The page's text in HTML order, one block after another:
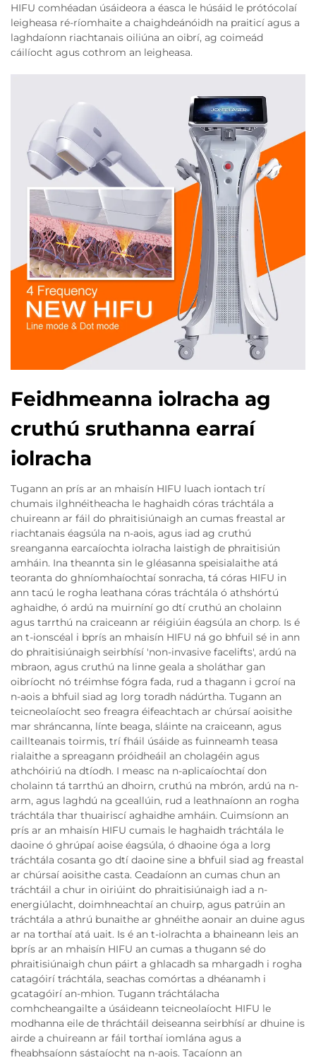
HIFU comhéadan úsáideora a éasca le húsáid le prótócolaí
leigheasa ré-ríomhaite a chaighdeánóidh na praiticí agus a
laghdaíonn riachtanais oiliúna an oibrí, ag coimeád
cáilíocht agus cothrom an leigheasa.
Feidhmeanna iolracha ag
cruthú sruthanna earraí
iolracha
Tugann an prís ar an mhaisín HIFU luach iontach trí
chumais ilghnéitheacha le haghaidh córas tráchtála a
chuireann ar fáil do phraitisiúnaigh an cumas freastal ar
riachtanais éagsúla na n-aois, agus iad ag cruthú
sreanganna earcaíochta iolracha laistigh de phraitisiún
amháin. Ina theannta sin le gléasanna speisialaithe atá
teoranta do ghníomhaíochtaí sonracha, tá córas HIFU in
ann tacú le rogha leathana córas tráchtála ó athshórtú
aghaidhe, ó ardú na muirníní go dtí cruthú an cholainn
agus tarrthú na craiceann ar réigiúin éagsúla an chorp. Is é
an t-ionscéal i bprís an mhaisín HIFU ná go bhfuil sé in ann
do phraitisiúnaigh seirbhísí 'non-invasive facelifts', ardú na
mbraon, agus cruthú na linne geala a sholáthar gan
oibríocht nó tréimhse fógra fada, rud a thagann i gcroí na
n-aois a bhfuil siad ag lorg toradh nádúrtha. Tugann an
teicneolaíocht seo freagra éifeachtach ar chúrsaí aoisithe
mar shráncanna, línte beaga, sláinte na craiceann, agus
caillteanais toirmis, trí fháil úsáide as fuinneamh teasa
rialaithe a spreagann próidheáil an cholagéin agus
athchóiriú na dtíodh. I measc na n-aplicaíochtaí don
cholainn tá tarrthú an dhoirn, cruthú na mbrón, ardú na n-
arm, agus laghdú na gceallúin, rud a leathnaíonn an rogha
tráchtála thar thuairiscí aghaidhe amháin. Cuimsíonn an
prís ar an mhaisín HIFU cumais le haghaidh tráchtála le
daoine ó ghrúpaí aoise éagsúla, ó dhaoine óga a lorg
tráchtála cosanta go dtí daoine sine a bhfuil siad ag freastal
ar chúrsaí aoisithe casta. Ceadaíonn an cumas chun an
tráchtáil a chur in oiriúint do phraitisiúnaigh iad a n-
energiúlacht, doimhneachtaí an chuirp, agus patrúin an
tráchtála a athrú bunaithe ar ghnéithe aonair an duine agus
ar na torthaí atá uait. Is é an t-iolrachta a bhaineann leis an
bprís ar an mhaisín HIFU an cumas a thugann sé do
phraitisiúnaigh chun páirt a ghlacadh sa mhargadh i rogha
catagóirí tráchtála, seachas comórtas a dhéanamh i
gcatagóirí an-mhion. Tugann tráchtálacha
comhcheangailte a úsáideann teicneolaíocht HIFU le
modhanna eile de thráchtáil deiseanna seirbhísí ar dhuine is
airde a chuireann ar fáil torthaí iomlána agus a
fheabhsaíonn sástaíocht na n-aois. Tacaíonn an